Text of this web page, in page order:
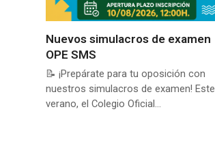
Nuevos simulacros de examen
OPE SMS
📝 ¡Prepárate para tu oposición con
nuestros simulacros de examen! Este
verano, el Colegio Oficial…